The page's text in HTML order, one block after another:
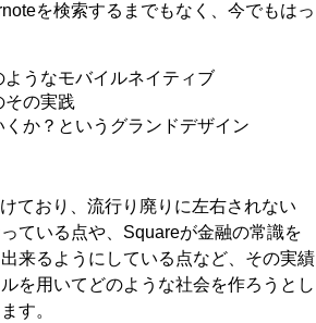
を検索するまでもなく、今でもはっ
うなモバイルネイティブ
その実践
か？というグランドデザイン
ており、流行り廃りに左右されない
ている点や、Squareが金融の常識を
来るようにしている点など、その実績
を用いてどのような社会を作ろうとし
す。